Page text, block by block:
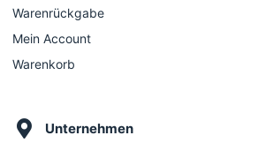
Warenrückgabe
Mein Account
Warenkorb
Unternehmen